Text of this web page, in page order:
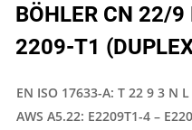
BÖHLER CN 22/
2209-T1
EN ISO 17633-A: T 22 9 3 N
AWS A5.22: E2209T1-4 –